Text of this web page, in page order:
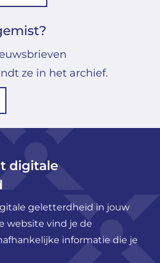
ze in het archief.
digitale
geletterdheid in jouw
website vind je de
informatie die je